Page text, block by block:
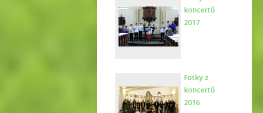
koncertů
2017
Fotky z
koncertů
2016